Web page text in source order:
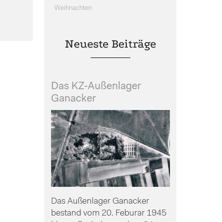
Weihnachten
Neueste Beiträge
Das KZ-Außenlager
Ganacker
Das Außenlager Ganacker
bestand vom 20. Feburar 1945